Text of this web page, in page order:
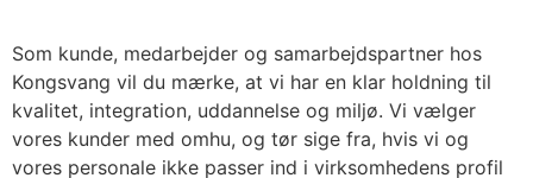
Som kunde, medarbejder og samarbejdspartner hos
Kongsvang vil du mærke, at vi har en klar holdning til
kvalitet, integration, uddannelse og miljø. Vi vælger
vores kunder med omhu, og tør sige fra, hvis vi og
vores personale ikke passer ind i virksomhedens profil